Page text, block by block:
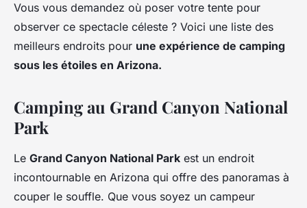
Vous vous demandez où poser votre tente pour
observer ce spectacle céleste ? Voici une liste des
meilleurs endroits pour une expérience de camping
sous les étoiles en Arizona.
Camping au Grand Canyon National
Park
Le Grand Canyon National Park est un endroit
incontournable en Arizona qui offre des panoramas à
couper le souffle. Que vous soyez un campeur